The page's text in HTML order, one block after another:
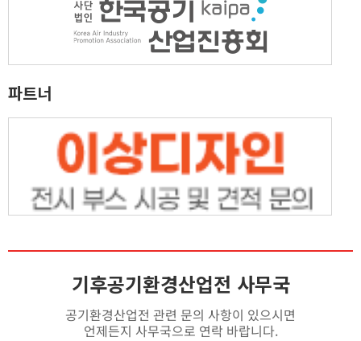
파트너
기후공기환경산업전 사무국
공기환경산업전 관련 문의 사항이 있으시면
언제든지 사무국으로 연락 바랍니다.